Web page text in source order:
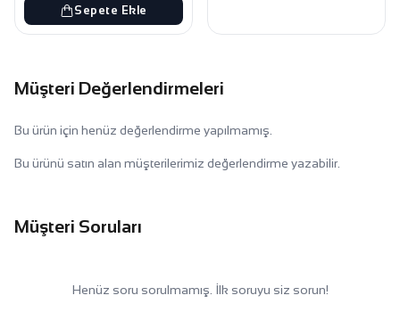
Sepete Ekle
Müşteri Değerlendirmeleri
Bu ürün için henüz değerlendirme yapılmamış.
Bu ürünü satın alan müşterilerimiz değerlendirme yazabilir.
Müşteri Soruları
Henüz soru sorulmamış. İlk soruyu siz sorun!